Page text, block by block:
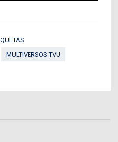
MULTIVERSOS TVU